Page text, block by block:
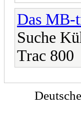
Das MB-
Suche
Trac 800